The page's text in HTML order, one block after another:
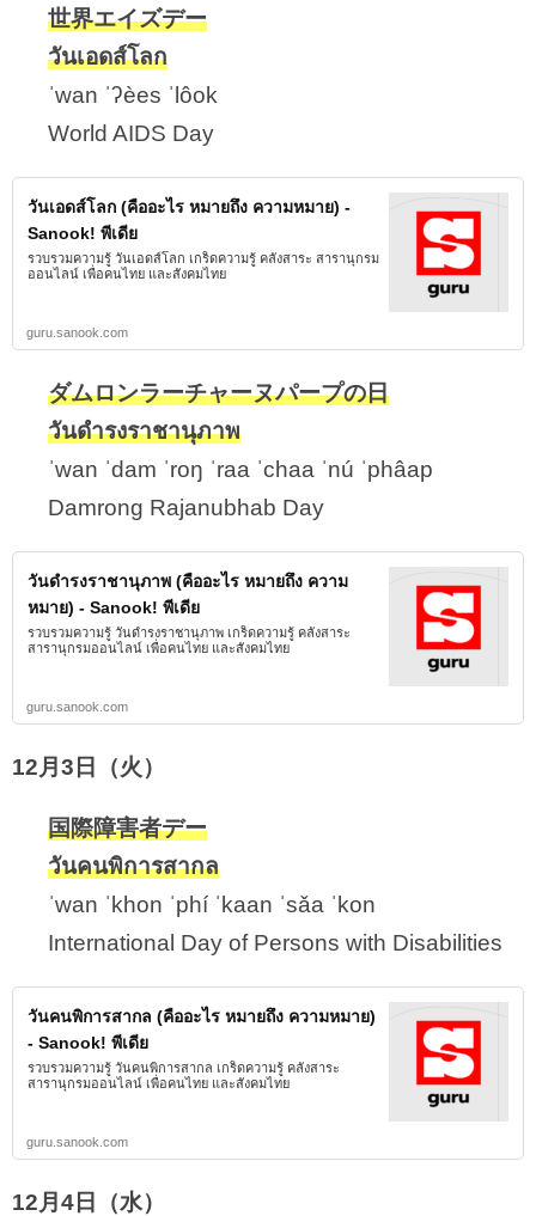
世界エイズデー
วันเอดส์โลก
ˈwan ˈʔèes ˈlôok
World AIDS Day
วันเอดส์โลก (คืออะไร หมายถึง ความหมาย) -
Sanook! พีเดีย
รวบรวมความรู้ วันเอดส์โลก เกร็ดความรู้ คลังสาระ สารานุกรม
ออนไลน์ เพื่อคนไทย และสังคมไทย
guru.sanook.com
ダムロンラーチャーヌパープの日
วันดำรงราชานุภาพ
ˈwan ˈdam ˈroŋ ˈraa ˈchaa ˈnú ˈphâap
Damrong Rajanubhab Day
วันดำรงราชานุภาพ (คืออะไร หมายถึง ความ
หมาย) - Sanook! พีเดีย
รวบรวมความรู้ วันดำรงราชานุภาพ เกร็ดความรู้ คลังสาระ
สารานุกรมออนไลน์ เพื่อคนไทย และสังคมไทย
guru.sanook.com
12月3日（火）
国際障害者デー
วันคนพิการสากล
ˈwan ˈkhon ˈphí ˈkaan ˈsǎa ˈkon
International Day of Persons with Disabilities
วันคนพิการสากล (คืออะไร หมายถึง ความหมาย)
- Sanook! พีเดีย
รวบรวมความรู้ วันคนพิการสากล เกร็ดความรู้ คลังสาระ
สารานุกรมออนไลน์ เพื่อคนไทย และสังคมไทย
guru.sanook.com
12月4日（水）